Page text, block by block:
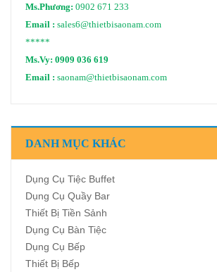
Ms.Phương: 0902 671 233
Email : sales6@thietbisaonam.com
*****
Ms.Vy: 0909 036 619
Email : saonam@thietbisaonam.com
DANH MỤC KHÁC
Dụng Cụ Tiệc Buffet
Dụng Cụ Quầy Bar
Thiết Bị Tiền Sảnh
Dụng Cụ Bàn Tiệc
Dụng Cụ Bếp
Thiết Bị Bếp